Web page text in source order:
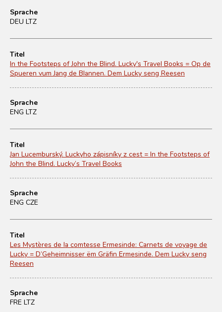
Sprache
DEU LTZ
Titel
In the Footsteps of John the Blind. Lucky's Travel Books = Op de
Spueren vum Jang de Blannen. Dem Lucky seng Reesen
Sprache
ENG LTZ
Titel
Jan Lucemburský. Luckyho zápisníky z cest = In the Footsteps of
John the Blind. Lucky’s Travel Books
Sprache
ENG CZE
Titel
Les Mystères de la comtesse Ermesinde: Carnets de voyage de
Lucky = D’Geheimnisser ëm Gräfin Ermesinde. Dem Lucky seng
Reesen
Sprache
FRE LTZ